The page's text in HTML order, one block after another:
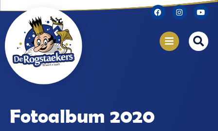
Fotoalbum 2020